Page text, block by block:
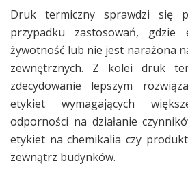
Druk termiczny sprawdzi się
przypadku zastosowań,
żywotność lub nie jest narażona
zewnętrznych. Z kolei druk
zdecydowanie lepszym
etykiet wymagających
odporności na działanie
etykiet na chemikalia czy
zewnątrz budynków.